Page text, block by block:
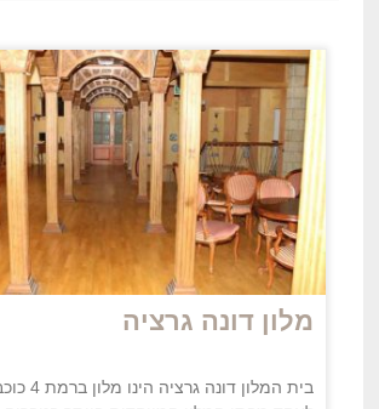
מלון דונה גרציה
בית המלון